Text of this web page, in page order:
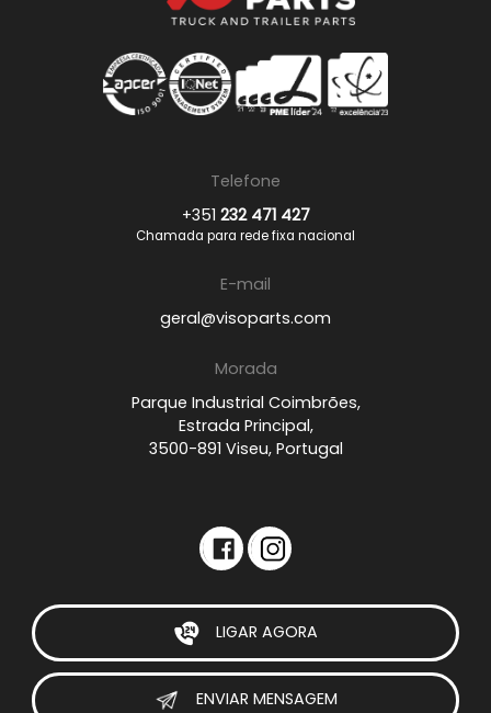
Telefone
+351 232 471 427
Chamada para rede fixa nacional
E-mail
geral@visoparts.com
Morada
Parque Industrial Coimbrões,
Estrada Principal,
3500-891 Viseu, Portugal
LIGAR AGORA
ENVIAR MENSAGEM